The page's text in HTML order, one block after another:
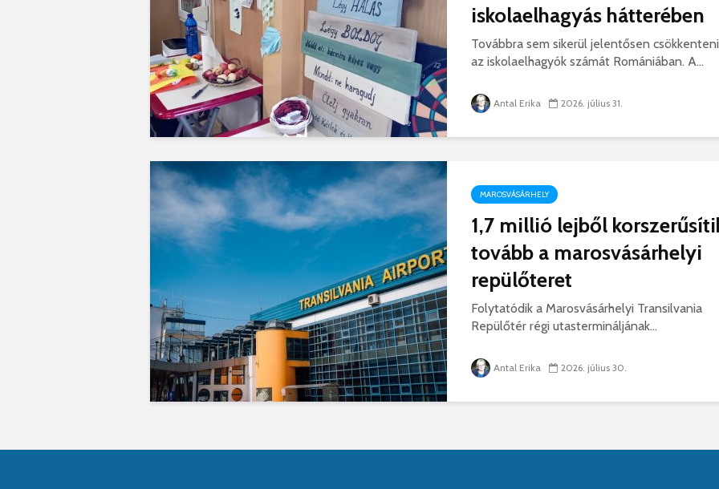
iskolaelhagyás hátterében
Továbbra sem sikerül jelentősen csökkenteni
az iskolaelhagyók számát Romániában. A...
Antal Erika 2026. július 31.
MAROSVÁSÁRHELY
1,7 millió lejből
tovább a marosvásárhelyi
repülőteret
Folytatódik a Marosvásárhelyi Transilvania
Repülőtér régi utastermináljának...
Antal Erika 2026. július 30.